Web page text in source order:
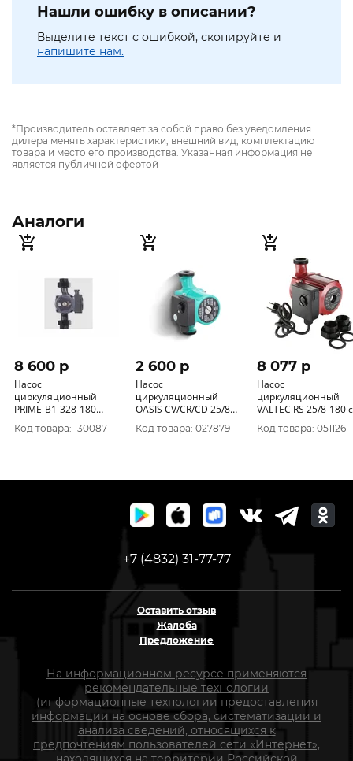
Нашли ошибку в описании?
Выделите текст с ошибкой, скопируйте и
напишите нам.
*Производитель оставляет за собой право без уведомления
дилера менять характеристики, внешний вид, комплектацию
товара и место его производства. Указанная информация не
является публичной офертой
Аналоги
8 600 p
Насос
циркуляционный
PRIME-B1-328-180
Акварио 5038 (32мм,
8м подъем,
Код товара: 130087
2 600 p
Насос
циркуляционный
OASIS CV/CR/CD 25/8
180мм
Код товара: 027879
8 077 p
Насос
циркуляционный
VALTEC RS 25/8-180 с
гайками
Код товара: 051126
+7 (4832) 31-77-77
Оставить отзыв
Жалоба
Предложение
На информационном ресурсе применяются
рекомендательные технологии
(информационные технологии предоставления
информации на основе сбора, систематизации и
анализа сведений, относящихся к
предпочтениям пользователей сети «Интернет»,